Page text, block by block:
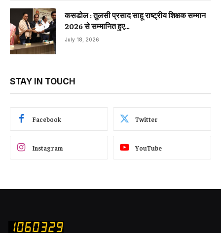
कसडोल : तुलसी प्रसाद साहू राष्ट्रीय शिक्षक सम्मान
2026 से सम्मानित हुए…
July 18, 2026
STAY IN TOUCH
Facebook Twitter
Instagram YouTube